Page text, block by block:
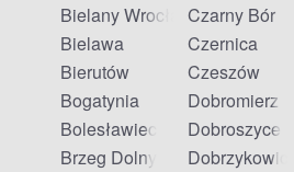
Bielany Wrocławskie
Bielawa
Bierutów
Bogatynia
Bolesławiec
Brzeg Dolny
Czarny Bór
Czernica
Czeszów
Dobromierz
Dobroszyce
Dobrzykowice